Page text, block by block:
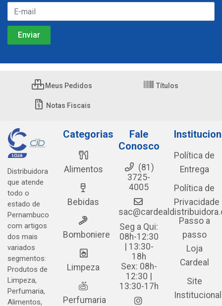
Meus Pedidos Títulos
Notas Fiscais
Distribuidora
que atende
todo o
estado de
Pernambuco
com artigos
dos mais
variados
segmentos:
Produtos de
Limpeza,
Perfumaria,
Alimentos,
Categorias
Alimentos
Bebidas
Bomboniere
Limpeza
Perfumaria
Fale
Conosco
(81)
3725-
4005
Seg a Qui:
08h-12:30
| 13:30-
18h
Sex: 08h-
12:30 |
13:30-17h
Política de
Entrega
Política de
Privacidade
Passo a
passo
Loja
Cardeal
Site
Institucional